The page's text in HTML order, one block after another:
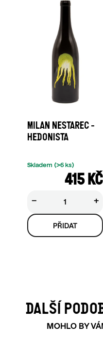
MILAN NESTAREC -
HEDONISTA
415 KČ
Skladem (>6 ks)
+
−
DALŠÍ
MOHLO BY